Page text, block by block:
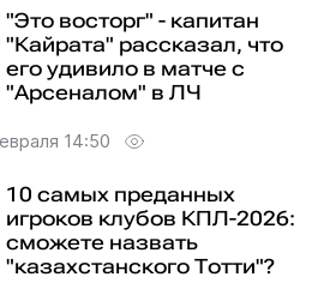
"Это восторг" - капитан
"Кайрата" рассказал, что
его удивило в матче с
"Арсеналом" в ЛЧ
14:50
10 самых преданных
игроков клубов КПЛ-2026:
сможете назвать
"казахстанского Тотти"?